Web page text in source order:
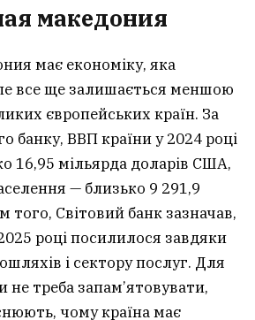
македония
має економіку, яка
все ще залишається меншою
європейських країн. За
банку, ВВП країни у 2024 році
16,95 мільярда доларів США,
— близько 9 291,9
того, Світовий банк зазначав,
році посилилося завдяки
і сектору послуг. Для
не треба запам’ятовувати,
чому країна має